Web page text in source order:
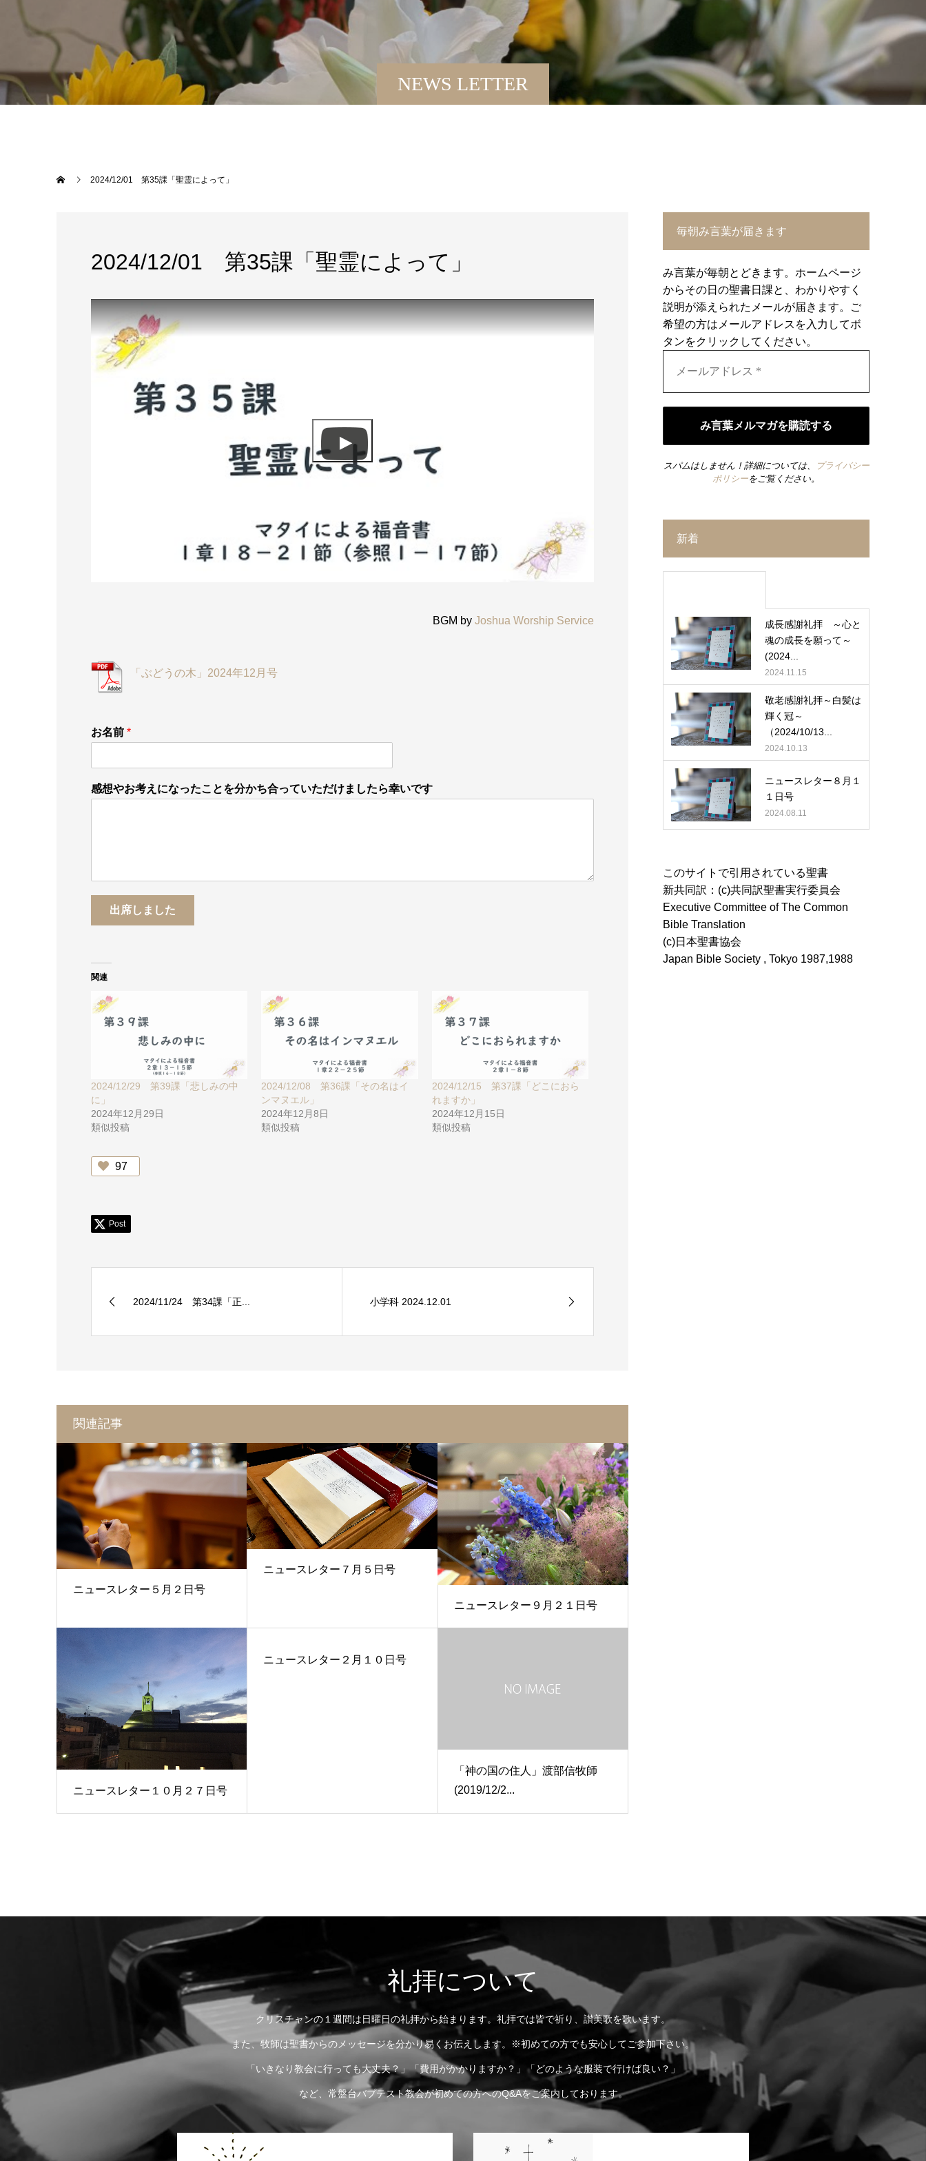
NEWS LETTER
2024/12/01 第35課「聖霊によって」
2024/12/01 第35課「聖霊によって」
BGM by Joshua Worship Service
「ぶどうの木」2024年12月号
お名前 *
感想やお考えになったことを分かち合っていただけましたら幸いです
出席しました
関連
2024/12/29 第39課「悲しみの中
に」
2024年12月29日
類似投稿
2024/12/08 第36課「その名はイ
ンマヌエル」
2024年12月8日
類似投稿
2024/12/15 第37課「どこにおら
れますか」
2024年12月15日
類似投稿
97
Post
2024/11/24 第34課「正... 小学科 2024.12.01
関連記事
ニュースレター５月２日号
ニュースレター７月５日号
ニュースレター９月２１日号
ニュースレター１０月２７日号
ニュースレター２月１０日号
「神の国の住人」渡部信牧師
(2019/12/2...
毎朝み言葉が届きます
み言葉が毎朝とどきます。ホームページ
からその日の聖書日課と、わかりやすく
説明が添えられたメールが届きます。ご
希望の方はメールアドレスを入力してボ
タンをクリックしてください。
スパムはしません！詳細については、
プライバシー
ポリシーをご覧ください。
新着
成長感謝礼拝 ～心と
魂の成長を願って～
(2024...
2024.11.15
敬老感謝礼拝～白髪は
輝く冠～
（2024/10/13...
2024.10.13
ニュースレター８月１
１日号
2024.08.11
このサイトで引用されている聖書
新共同訳：(c)共同訳聖書実行委員会
Executive Committee of The Common
Bible Translation
(c)日本聖書協会
Japan Bible Society , Tokyo 1987,1988
礼拝について
クリスチャンの１週間は日曜日の礼拝から始まります。礼拝では皆で祈り、讃美歌を歌います。
また、牧師は聖書からのメッセージを分かり易くお伝えします。※初めての方でも安心してご参加下さい。
「いきなり教会に行っても大丈夫？」「費用がかかりますか？」「どのような服装で行けば良い？」
など、常盤台バプテスト教会が初めての方へのQ&Aをご案内しております。